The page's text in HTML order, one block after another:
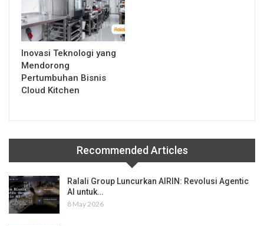
Inovasi Teknologi yang
Mendorong
Pertumbuhan Bisnis
Cloud Kitchen
Recommended Articles
Ralali Group Luncurkan AIRIN: Revolusi Agentic
AI untuk…
8 May 2026